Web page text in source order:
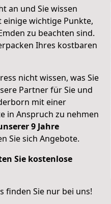
an und Sie wissen
einige wichtige Punkte,
zu beachten sind.
Ihres kostbaren
nicht wissen, was Sie
Partner für Sie und
mit einer
in Anspruch zu nehmen
9 Jahre
Sie sich Angebote.
Sie kostenlose
finden Sie nur bei uns!